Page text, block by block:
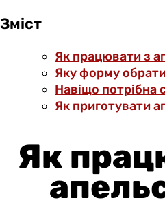
Зміст
Як працювати з
Яку форму
Навіщо потрібна
Як приготувати
Як